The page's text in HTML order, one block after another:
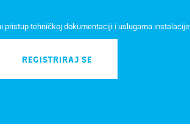
pristup tehničkoj dokumentaciji i uslugama instalacije
REGISTRIRAJ SE